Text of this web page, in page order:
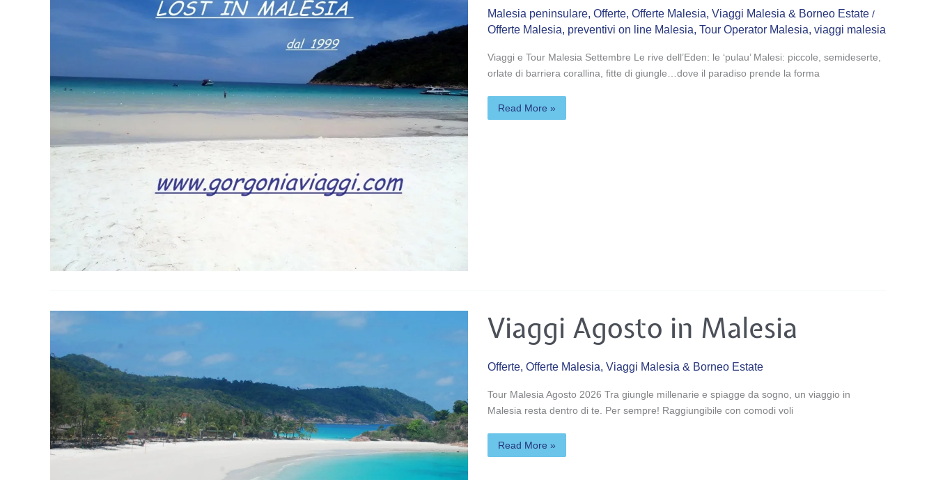
Malesia peninsulare, Offerte, Offerte Malesia, Viaggi Malesia & Borneo Estate /
Offerte Malesia, preventivi on line Malesia, Tour Operator Malesia, viaggi malesia
Viaggi e Tour Malesia Settembre Le rive dell’Eden: le ‘pulau’ Malesi: piccole, semideserte,
orlate di barriera corallina, fitte di giungle…dove il paradiso prende la forma
Read More »
Viaggi Agosto in Malesia
Offerte, Offerte Malesia, Viaggi Malesia & Borneo Estate
Tour Malesia Agosto 2026 Tra giungle millenarie e spiagge da sogno, un viaggio in
Malesia resta dentro di te. Per sempre! Raggiungibile con comodi voli
Viaggi
Agosto
in
Malesia
Read More »